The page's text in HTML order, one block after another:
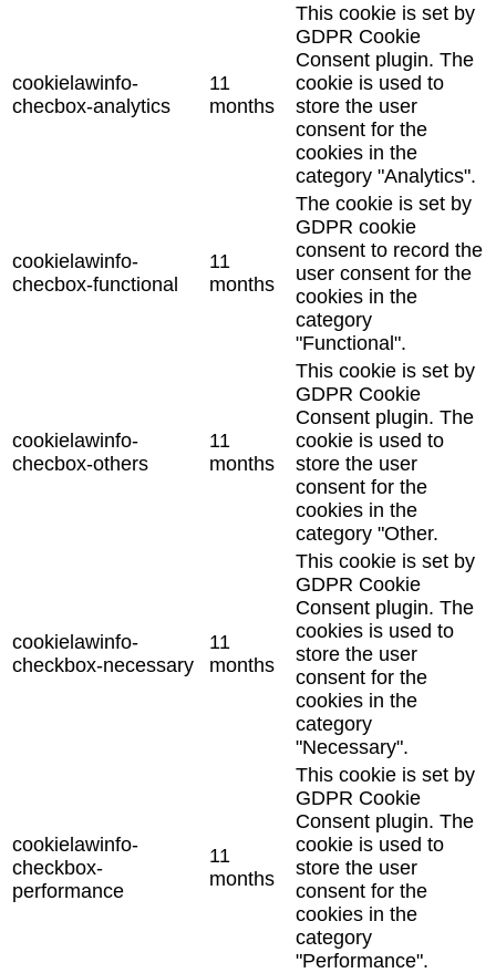
cookielawinfo-
checbox-analytics
11
months
This cookie is set by
GDPR Cookie
Consent plugin. The
cookie is used to
store the user
consent for the
cookies in the
category "Analytics".
cookielawinfo-
checbox-functional
11
months
The cookie is set by
GDPR cookie
consent to record the
user consent for the
cookies in the
category
"Functional".
cookielawinfo-
checbox-others
11
months
This cookie is set by
GDPR Cookie
Consent plugin. The
cookie is used to
store the user
consent for the
cookies in the
category "Other.
cookielawinfo-
checkbox-necessary
11
months
This cookie is set by
GDPR Cookie
Consent plugin. The
cookies is used to
store the user
consent for the
cookies in the
category
"Necessary".
cookielawinfo-
checkbox-
performance
11
months
This cookie is set by
GDPR Cookie
Consent plugin. The
cookie is used to
store the user
consent for the
cookies in the
category
"Performance".